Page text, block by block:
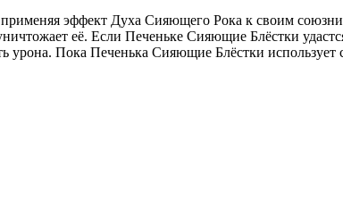
эффект Духа Сияющего Рока к своим
её. Если Печеньке Сияющие Блёстки
Пока Печенька Сияющие Блёстки использует